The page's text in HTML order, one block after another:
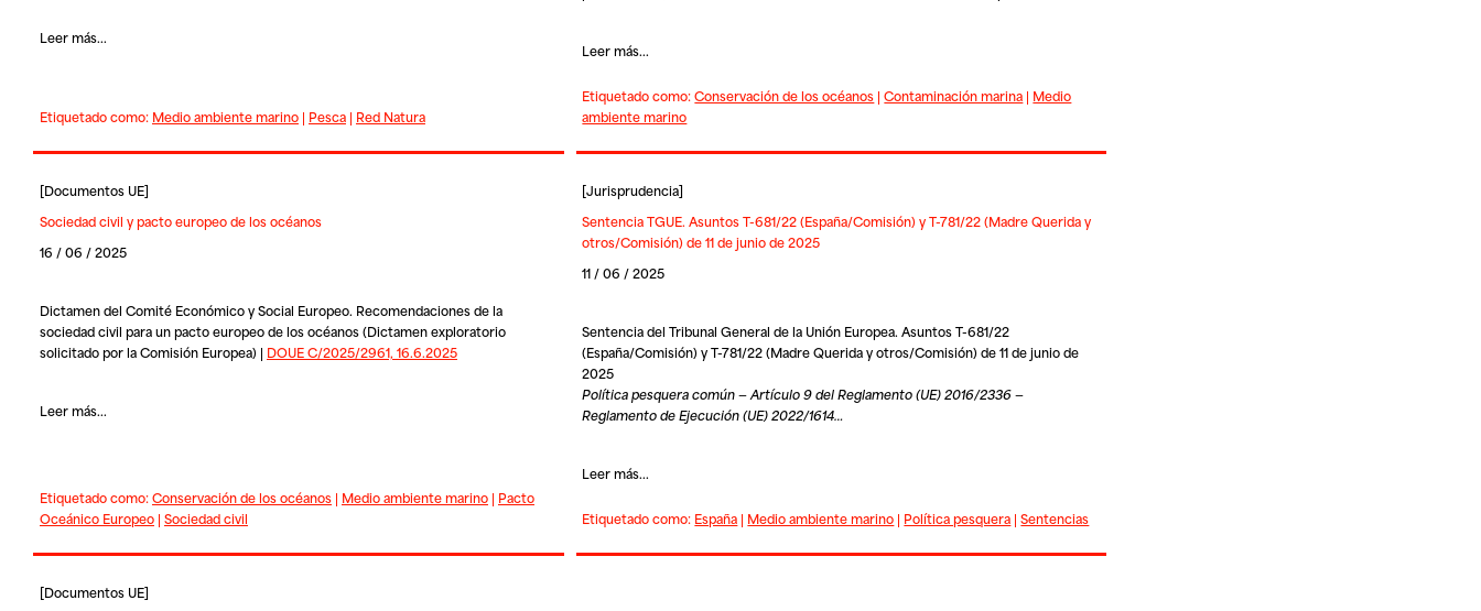
Leer más...
Etiquetado como: Medio ambiente marino| Pesca| Red Natura
Leer más...
Etiquetado como:Conservación de los océanos |Contaminación marina | Medio
ambiente marino
[Documentos UE]
Sociedad civil y pacto europeo de los océanos
16 / 06 / 2025
Dictamen del Comité Económico y Social Europeo. Recomendaciones de la
sociedad civil para un pacto europeo de los océanos (Dictamen exploratorio
solicitado por la Comisión Europea) | DOUE C/2025/2961, 16.6.2025
Leer más...
Etiquetado como:Conservación de los océanos| Medio ambiente marino| Pacto
Oceánico Europeo| Sociedad civil
[Jurisprudencia]
Sentencia TGUE. Asuntos T-681/22 (España/Comisión) y T-781/22 (Madre Querida y
otros/Comisión) de 11 de junio de 2025
11 / 06 / 2025
Sentencia del Tribunal General de la Unión Europea. Asuntos T-681/22
(España/Comisión) y T-781/22 (Madre Querida y otros/Comisión) de 11 de junio de
2025
Política pesquera común — Artículo 9 del Reglamento (UE) 2016/2336 —
Reglamento de Ejecución (UE) 2022/1614…
Leer más...
Etiquetado como: España | Medio ambiente marino | Política pesquera |Sentencias
[Documentos UE]